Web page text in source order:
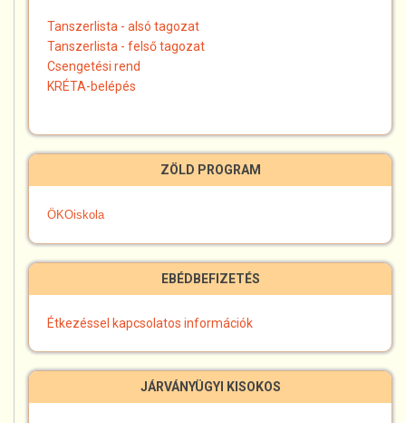
Tanszerlista - alsó tagozat
Tanszerlista - felső tagozat
Csengetési rend
KRÉTA-belépés
ZÖLD PROGRAM
ÖKOiskola
EBÉDBEFIZETÉS
Étkezéssel kapcsolatos információk
JÁRVÁNYÜGYI KISOKOS